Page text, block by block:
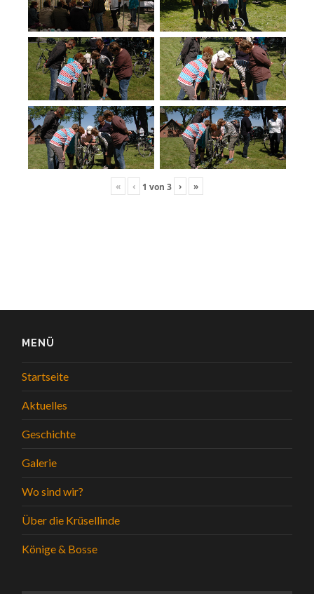
« ‹ 1 von 3 › »
MENÜ
Startseite
Aktuelles
Geschichte
Galerie
Wo sind wir?
Über die Krüsellinde
Könige & Bosse